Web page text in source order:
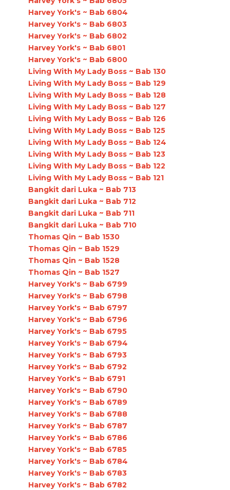
Harvey York's ~ Bab 6804
Harvey York's ~ Bab 6803
Harvey York's ~ Bab 6802
Harvey York's ~ Bab 6801
Harvey York's ~ Bab 6800
Living With My Lady Boss ~ Bab 130
Living With My Lady Boss ~ Bab 129
Living With My Lady Boss ~ Bab 128
Living With My Lady Boss ~ Bab 127
Living With My Lady Boss ~ Bab 126
Living With My Lady Boss ~ Bab 125
Living With My Lady Boss ~ Bab 124
Living With My Lady Boss ~ Bab 123
Living With My Lady Boss ~ Bab 122
Living With My Lady Boss ~ Bab 121
Bangkit dari Luka ~ Bab 713
Bangkit dari Luka ~ Bab 712
Bangkit dari Luka ~ Bab 711
Bangkit dari Luka ~ Bab 710
Thomas Qin ~ Bab 1530
Thomas Qin ~ Bab 1529
Thomas Qin ~ Bab 1528
Thomas Qin ~ Bab 1527
Harvey York's ~ Bab 6799
Harvey York's ~ Bab 6798
Harvey York's ~ Bab 6797
Harvey York's ~ Bab 6796
Harvey York's ~ Bab 6795
Harvey York's ~ Bab 6794
Harvey York's ~ Bab 6793
Harvey York's ~ Bab 6792
Harvey York's ~ Bab 6791
Harvey York's ~ Bab 6790
Harvey York's ~ Bab 6789
Harvey York's ~ Bab 6788
Harvey York's ~ Bab 6787
Harvey York's ~ Bab 6786
Harvey York's ~ Bab 6785
Harvey York's ~ Bab 6784
Harvey York's ~ Bab 6783
Harvey York's ~ Bab 6782